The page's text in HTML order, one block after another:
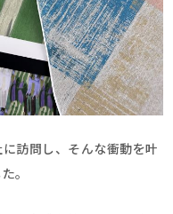
訪問し、そんな衝動を叶
。